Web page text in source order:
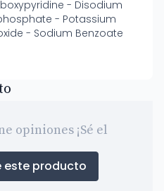
- Disodium
- Potassium
- Sodium Benzoate
opiniones ¡Sé el
este producto